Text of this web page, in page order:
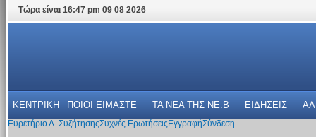
Τώρα είναι 16:47 pm 09 08 2026
ΚΕΝΤΡΙΚΗ ΠΟΙΟΙ ΕΙΜΑΣΤΕ ΤΑ ΝΕΑ THΣ NE.B ΕΙΔΗΣΕΙΣ
Ευρετήριο Δ. ΣυζήτησηςΣυχνές Ερωτήσεις ΕγγραφήΣύνδεση